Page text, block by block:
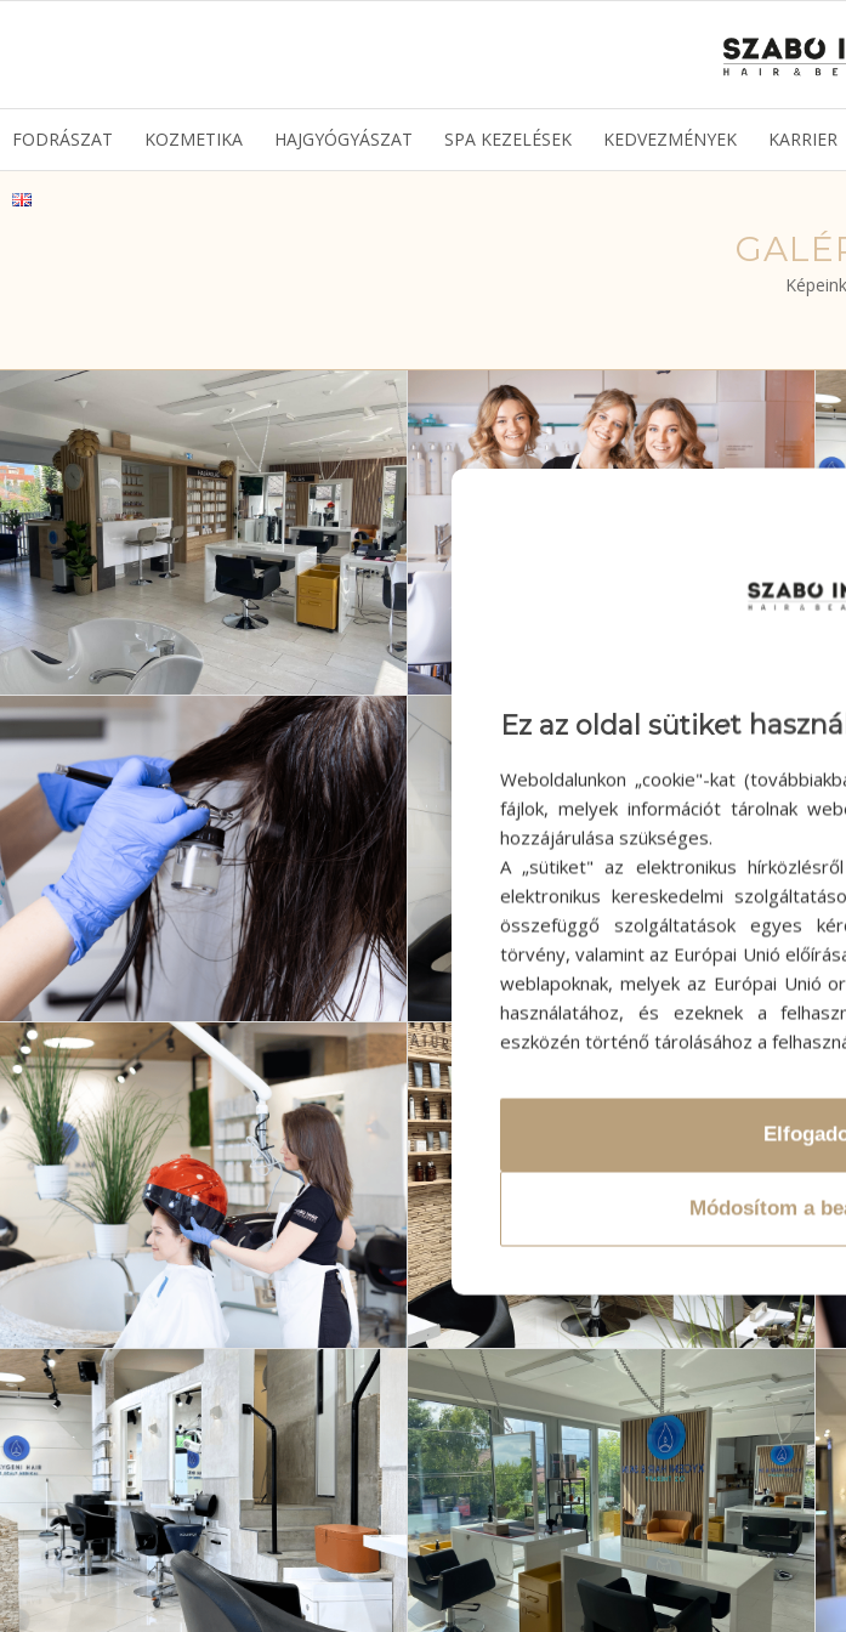
FODRÁSZAT KOZMETIKA HAJGYÓGYÁSZAT SPA KEZELÉSEK KEDVEZMÉNYEK KARRIER
Képeink
Ez az oldal sütiket
Weboldalunkon „cookie"-kat
fájlok, melyek információt tárolnak
hozzájárulása szükséges.
A „sütiket" az elektronikus
elektronikus kereskedelmi
összefüggő szolgáltatások egyes
törvény, valamint az Európai Unió
weblapoknak, melyek az Európai Unió
használatához, és ezeknek a
eszközén történő tárolásához a
Módosítom a